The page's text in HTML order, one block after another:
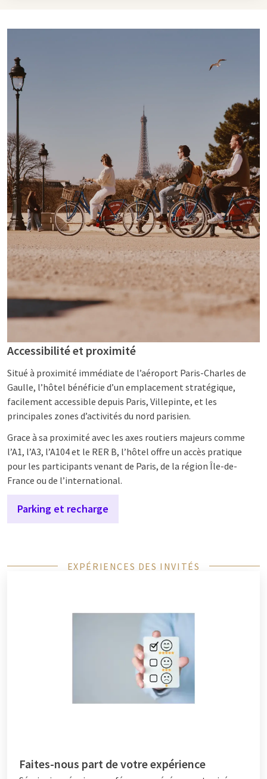
Accessibilité et proximité
Situé à proximité immédiate de l’aéroport Paris-Charles de
Gaulle, l’hôtel bénéficie d’un emplacement stratégique,
facilement accessible depuis Paris, Villepinte, et les
principales zones d’activités du nord parisien.
Grace à sa proximité avec les axes routiers majeurs comme
l’A1, l’A3, l’A104 et le RER B, l’hôtel offre un accès pratique
pour les participants venant de Paris, de la région Île-de-
France ou de l’international.
Parking et recharge
EXPÉRIENCES DES INVITÉS
Faites-nous part de votre expérience